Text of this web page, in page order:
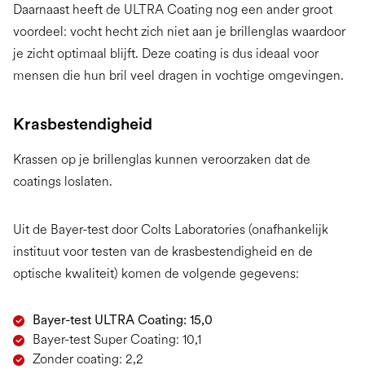
Daarnaast heeft de ULTRA Coating nog een ander groot
voordeel: vocht hecht zich niet aan je brillenglas waardoor
je zicht optimaal blijft. Deze coating is dus ideaal voor
mensen die hun bril veel dragen in vochtige omgevingen.
Krasbestendigheid
Krassen op je brillenglas kunnen veroorzaken dat de
coatings loslaten.
Uit de Bayer-test door Colts Laboratories (onafhankelijk
instituut voor testen van de krasbestendigheid en de
optische kwaliteit) komen de volgende gegevens:
Bayer-test ULTRA Coating: 15,0
Bayer-test Super Coating: 10,1
Zonder coating: 2,2